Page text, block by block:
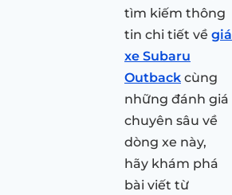
tìm kiếm thông
tin chi tiết về giá
xe Subaru
Outback cùng
những đánh giá
chuyên sâu về
dòng xe này,
hãy khám phá
bài viết từ